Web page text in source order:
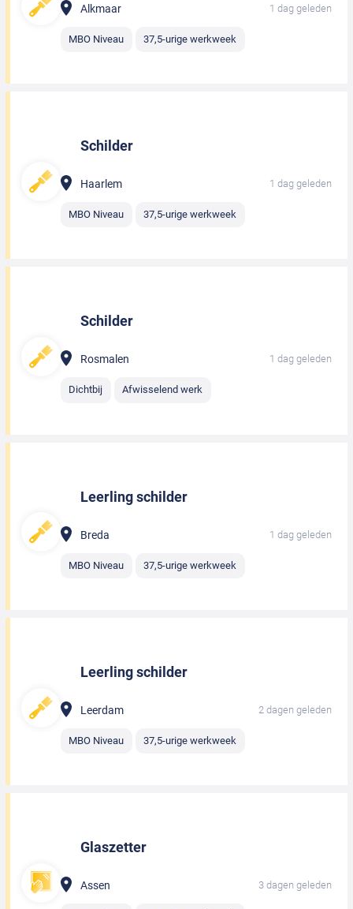
Alkmaar 1 dag geleden
MBO Niveau 37,5-urige werkweek
Schilder
Haarlem 1 dag geleden
MBO Niveau 37,5-urige werkweek
Schilder
Rosmalen 1 dag geleden
Dichtbij Afwisselend werk
Leerling schilder
Breda 1 dag geleden
MBO Niveau 37,5-urige werkweek
Leerling schilder
Leerdam 2 dagen geleden
MBO Niveau 37,5-urige werkweek
Glaszetter
Assen 3 dagen geleden